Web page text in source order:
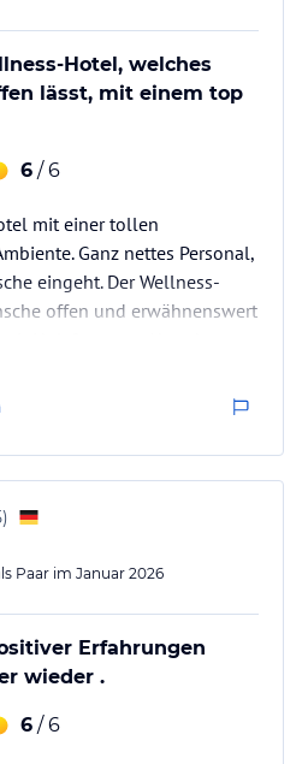
Hotel, welches
lässt, mit einem top
6 / 6
mit einer tollen
Ganz nettes Personal,
eingeht. Der Wellness-
offen und erwähnenswert
)
Paar im Januar 2026
Erfahrungen
wieder .
6 / 6